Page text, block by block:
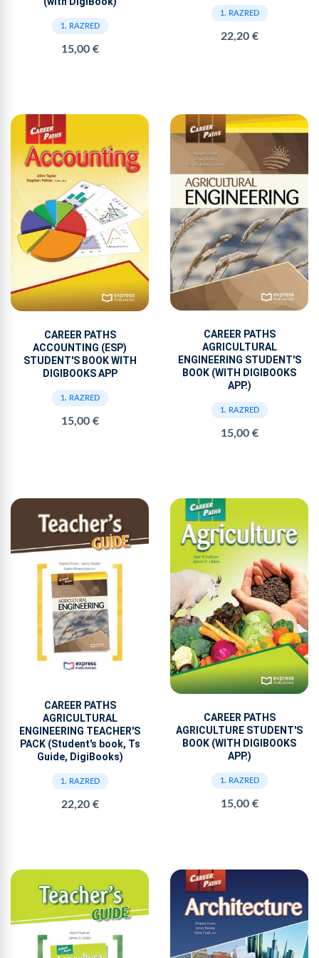
1. RAZRED
15,00 €
1. RAZRED
22,20 €
CAREER PATHS
ACCOUNTING (ESP)
STUDENT'S BOOK WITH
DIGIBOOKS APP
1. RAZRED
15,00 €
CAREER PATHS
AGRICULTURAL
ENGINEERING STUDENT'S
BOOK (WITH DIGIBOOKS
APP.)
1. RAZRED
15,00 €
CAREER PATHS
AGRICULTURAL
ENGINEERING TEACHER'S
PACK (Student's book, Ts
Guide, DigiBooks)
1. RAZRED
22,20 €
CAREER PATHS
AGRICULTURE STUDENT'S
BOOK (WITH DIGIBOOKS
APP.)
1. RAZRED
15,00 €